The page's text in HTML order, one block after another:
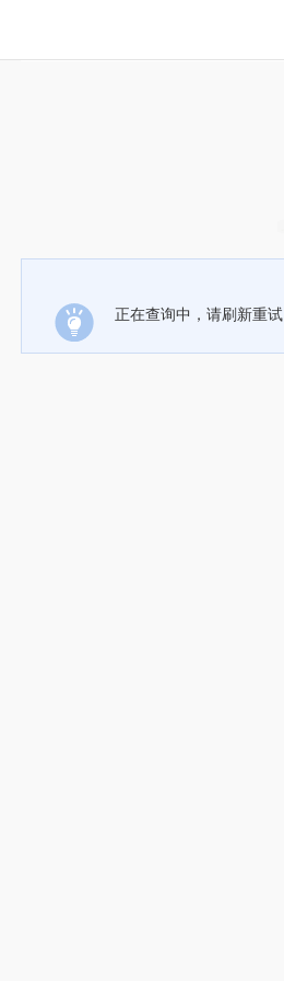
正在查询中，请刷新重试